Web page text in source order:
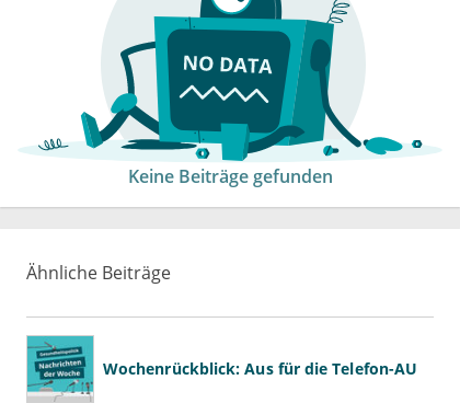
Keine Beiträge gefunden
Ähnliche Beiträge
Wochenrückblick: Aus für die Telefon-AU